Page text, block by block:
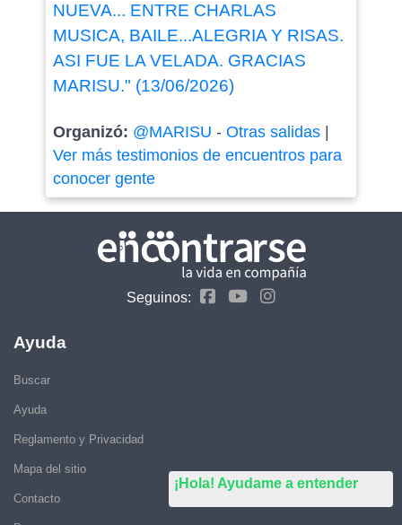
¡Hola! Ayudame a entender
NUEVA... ENTRE CHARLAS
MUSICA, BAILE...ALEGRIA Y RISAS.
ASI FUE LA VELADA. GRACIAS
MARISU." (13/06/2026)
Organizó: @MARISU - Otras salidas|
Ver más testimonios de encuentros para
conocer gente
Seguinos:
Ayuda
Buscar
Ayuda
Reglamento y Privacidad
Mapa del sitio
Contacto